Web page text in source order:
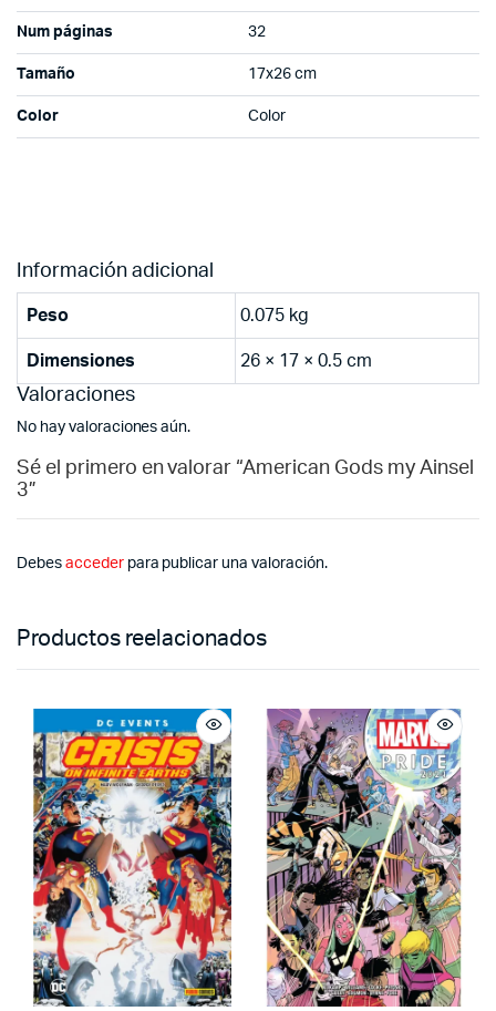
Num páginas 32
Tamaño 17x26 cm
Color Color
Información adicional
Peso 0.075 kg
Dimensiones 26 × 17 × 0.5 cm
Valoraciones
No hay valoraciones aún.
Sé el primero en valorar “American Gods my Ainsel
3”
Debes accederpara publicar una valoración.
Productos reelacionados